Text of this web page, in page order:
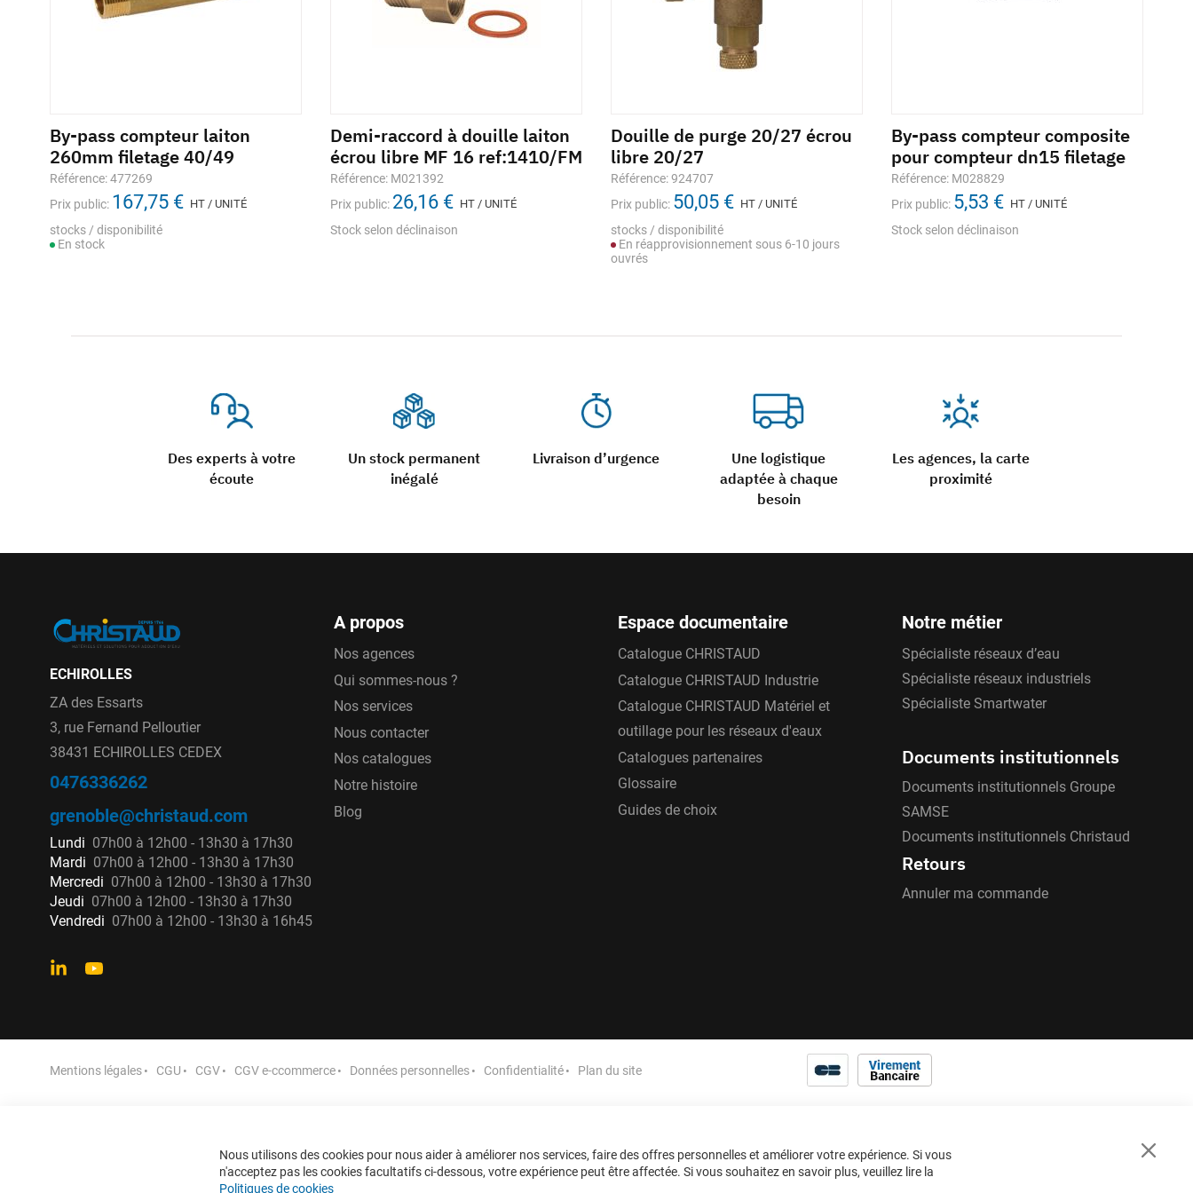
Des experts à votre
écoute
Un stock permanent
inégalé
Livraison d’urgence
Une logistique
adaptée à chaque
besoin
Les agences, la carte
proximité
By-pass compteur laiton
260mm filetage 40/49
Référence: 477269
Prix public: 167,75 € HT / UNITÉ
stocks / disponibilité
En stock
Demi-raccord à douille laiton
écrou libre MF 16 ref:1410/FM
Référence: M021392
Prix public: 26,16 € HT / UNITÉ
Stock selon déclinaison
Douille de purge 20/27 écrou
libre 20/27
Référence: 924707
Prix public: 50,05 € HT / UNITÉ
stocks / disponibilité
En réapprovisionnement sous 6-10 jours
ouvrés
By-pass compteur composite
pour compteur dn15 filetage
Référence: M028829
Prix public: 5,53 € HT / UNITÉ
Stock selon déclinaison
ECHIROLLES
ZA des Essarts
3, rue Fernand Pelloutier
38431 ECHIROLLES CEDEX
0476336262
grenoble@christaud.com
Lundi 07h00 à 12h00 - 13h30 à 17h30
Mardi 07h00 à 12h00 - 13h30 à 17h30
Mercredi 07h00 à 12h00 - 13h30 à 17h30
Jeudi 07h00 à 12h00 - 13h30 à 17h30
Vendredi 07h00 à 12h00 - 13h30 à 16h45
A propos
Nos agences
Qui sommes-nous ?
Nos services
Nous contacter
Nos catalogues
Notre histoire
Blog
Espace documentaire
Catalogue CHRISTAUD
Catalogue CHRISTAUD Industrie
Catalogue CHRISTAUD Matériel et
outillage pour les réseaux d'eaux
Catalogues partenaires
Glossaire
Guides de choix
Notre métier
Spécialiste réseaux d’eau
Spécialiste réseaux industriels
Spécialiste Smartwater
Documents institutionnels
Documents institutionnels Groupe
SAMSE
Documents institutionnels Christaud
Retours
Annuler ma commande
Mentions légales CGU CGV CGV e-ccommerce Données personnelles Confidentialité Plan du site
Close
Nous utilisons des cookies pour nous aider à améliorer nos services, faire des offres personnelles et améliorer votre expérience. Si vous
n'acceptez pas les cookies facultatifs ci-dessous, votre expérience peut être affectée. Si vous souhaitez en savoir plus, veuillez lire la
Politiques de cookies